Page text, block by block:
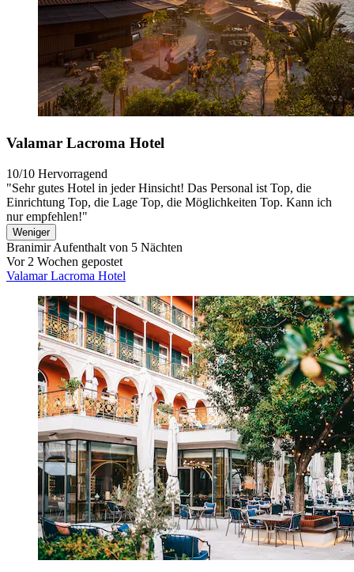
Valamar Lacroma Hotel
10/10 Hervorragend
"Sehr gutes Hotel in jeder Hinsicht! Das Personal ist Top, die
Einrichtung Top, die Lage Top, die Möglichkeiten Top. Kann ich
nur empfehlen!"
Weniger
BranimirAufenthalt von 5 Nächten
Vor 2 Wochen gepostet
Valamar Lacroma Hotel